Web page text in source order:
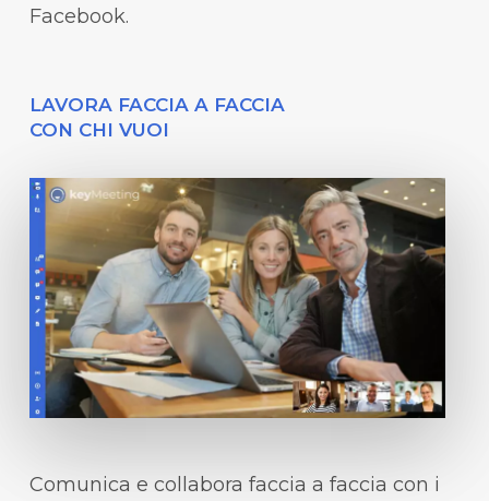
Facebook.
LAVORA FACCIA A FACCIA
CON CHI VUOI
Comunica e collabora faccia a faccia con i